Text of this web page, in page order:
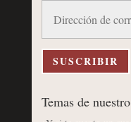
correo
electrónico
SUSCRIBIR
Temas de